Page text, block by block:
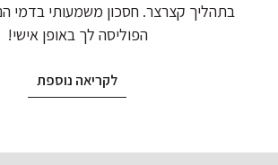
בתהליך קצרצר. חסכון משמעותי בדמי
הפוליסה לך באופן אישי!
לקריאה נוספת